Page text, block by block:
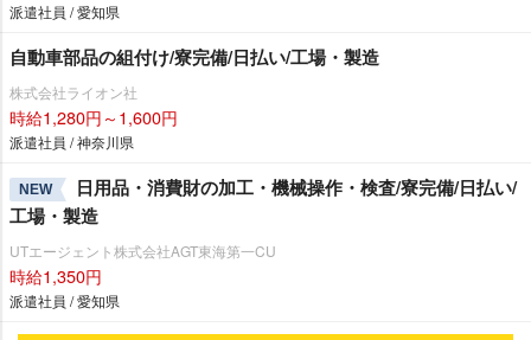
派遣社員 / 愛知県
自動車部品の組付け/寮完備/日払い/工場・製造
株式会社ライオン社
時給1,280円～1,600円
派遣社員 / 神奈川県
NEW
日用品・消費財の加工・機械操作・検査/寮完備/日払い/
工場・製造
UTエージェント株式会社AGT東海第一CU
時給1,350円
派遣社員 / 愛知県